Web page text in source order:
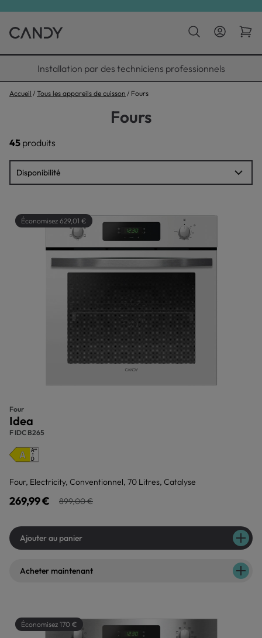
Installation par des techniciens professionnels
Accueil Tous les appareils de cuisson Fours
Fours
45 produits
Économisez 629,01 €
Four
Idea
F IDC B265
Four, Electricity, Conventionnel, 70 Litres, Catalyse
269,99 € 899,00 €
Ajouter au panier
Acheter maintenant
Économisez 170 €